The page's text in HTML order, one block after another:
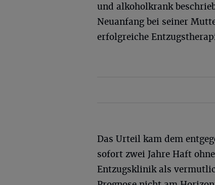
und alkoholkrank
Neuanfang bei seiner
erfolgreiche
Das Urteil kam dem
sofort zwei Jahre Haft
Entzugsklinik als